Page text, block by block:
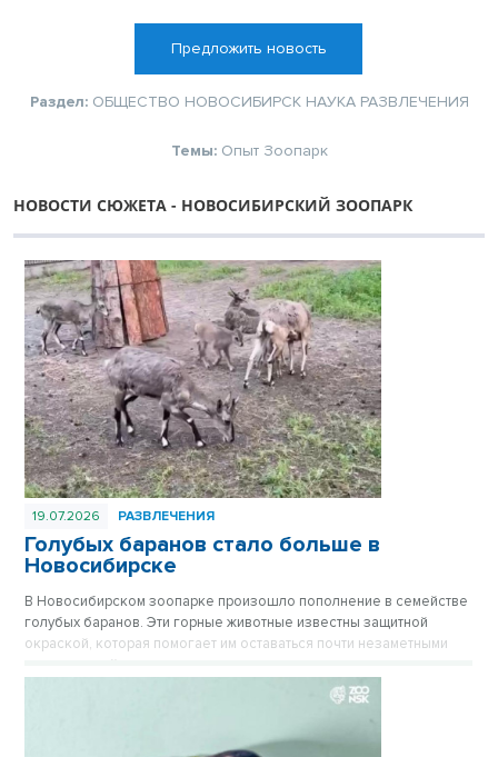
Предложить новость
Раздел: ОБЩЕСТВО НОВОСИБИРСК НАУКА РАЗВЛЕЧЕНИЯ
Темы: Опыт Зоопарк
НОВОСТИ СЮЖЕТА - НОВОСИБИРСКИЙ ЗООПАРК
19.07.2026 РАЗВЛЕЧЕНИЯ
Голубых баранов стало больше в
Новосибирске
В Новосибирском зоопарке произошло пополнение в семействе
голубых баранов. Эти горные животные известны защитной
окраской, которая помогает им оставаться почти незаметными